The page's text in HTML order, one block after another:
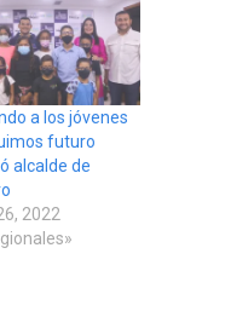
a los jóvenes
futuro
alcalde de
2022